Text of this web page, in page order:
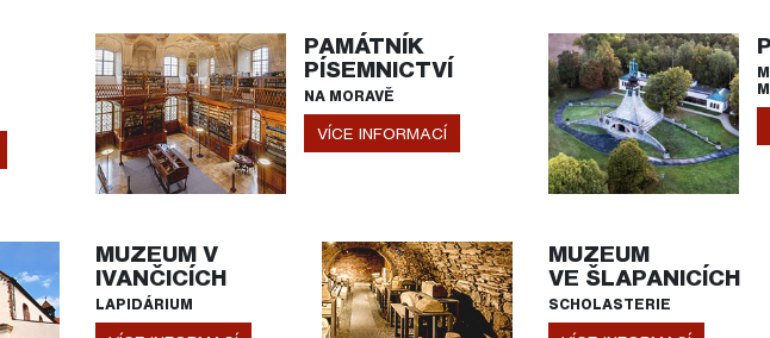
PAMÁTNÍK
PÍSEMNICTVÍ
NA MORAVĚ
VÍCE INFORMACÍ
MUZEUM V
IVANČICÍCH
LAPIDÁRIUM
MUZEUM
VE ŠLAPANICÍCH
SCHOLASTERIE